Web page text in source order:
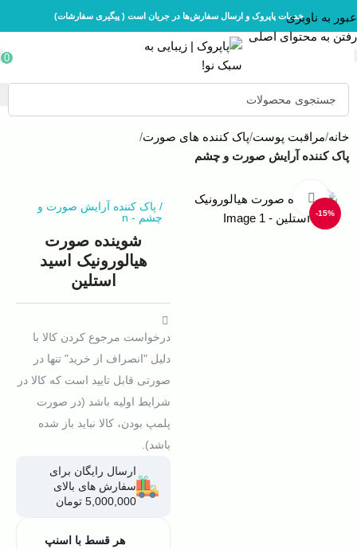
عبور به ناوبری
رفتن به محتوای اصلی
خدمات پاپروک و ارسال سفارش‌ها در جریان است ( پیگیری سفارشات)
0
خانه مراقبت پوست پاک کننده های صورت
پاک کننده آرایش صورت و چشم
-15%
بزرگنمایی تصویر
/ پاک کننده آرایش صورت و
چشم -
n
شوینده صورت
هیالورونیک اسید
استلین
درخواست مرجوع کردن کالا با
دلیل "انصراف از خرید" تنها در
صورتی قابل تایید است که کالا در
شرایط اولیه باشد (در صورت
پلمپ بودن، کالا نباید باز شده
باشد).
ارسال رایگان برای
سفارش های بالای
5,000,000 تومان
هر قسط با اسنپ